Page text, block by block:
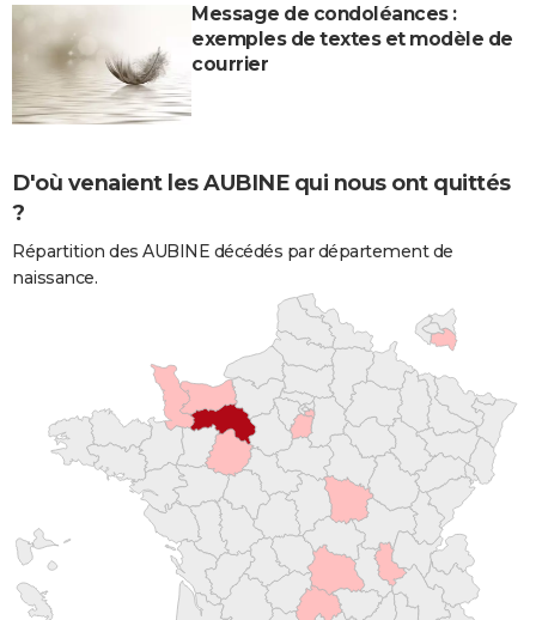
Message de condoléances :
exemples de textes et modèle de
courrier
D'où venaient les AUBINE qui nous ont quittés
?
Répartition des AUBINE décédés par département de
naissance.